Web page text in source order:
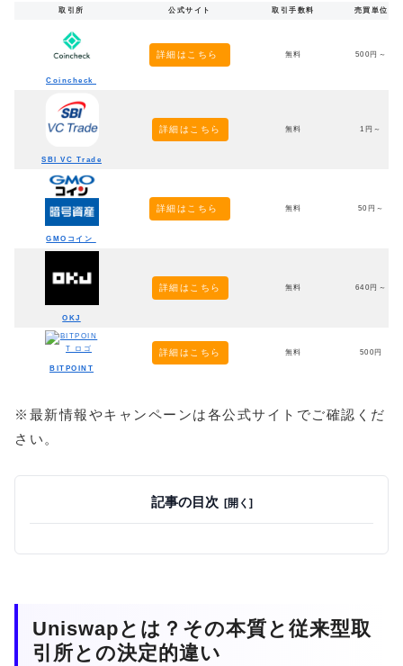
取引所 公式サイト 取引手数料 売買単位
Coincheck
詳細はこちら 無料 500円～
SBI VC Trade
詳細はこちら 無料 1円～
GMOコイン
詳細はこちら 無料 50円～
OKJ
詳細はこちら 無料 640円～
BITPOINT
詳細はこちら 無料 500円
※最新情報やキャンペーンは各公式サイトでご確認くだ
さい。
記事の目次
Uniswapとは？その本質と従来型取
引所との決定的違い